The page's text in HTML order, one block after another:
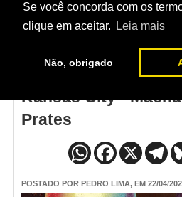
Se você concorda com os
clique em aceitar.
Leia mais
Não, obrigado
HOME NOTÍCIAS
Card principal e
Kansas City -
Prates
POSTADO POR PEDRO LIMA, EM 22/04/